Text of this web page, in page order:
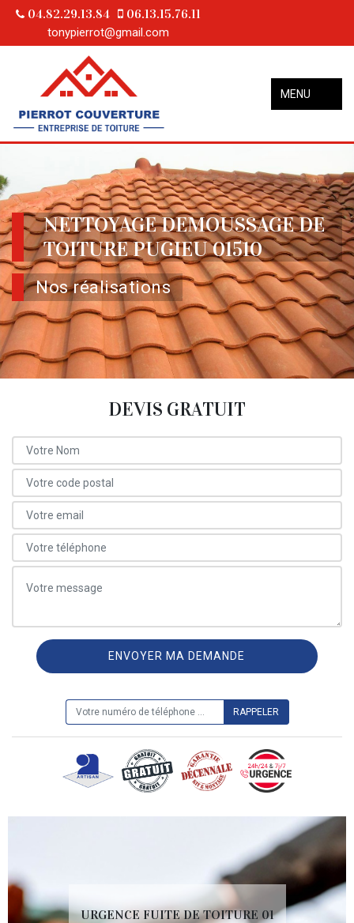
04.82.29.13.84 06.13.15.76.11
tonypierrot@gmail.com
MENU
NETTOYAGE DEMOUSSAGE DE
TOITURE PUGIEU 01510
Nos réalisations
DEVIS GRATUIT
URGENCE FUITE DE TOITURE 01